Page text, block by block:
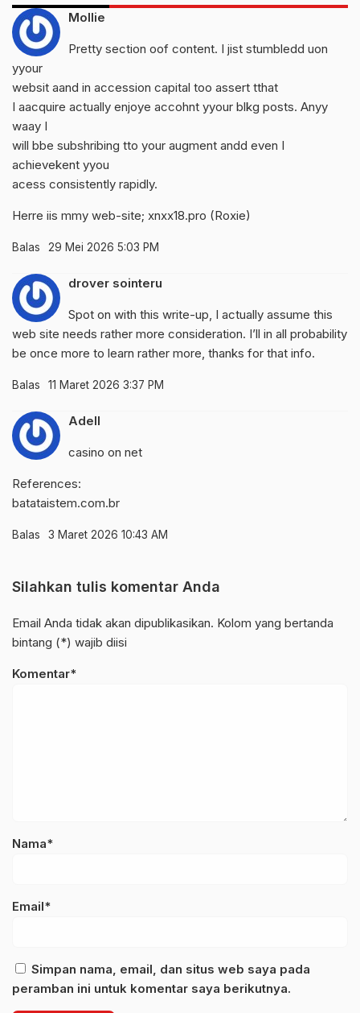
Mollie
Pretty section oof content. I jist stumbledd uon
yyour
websit aand in accession capital too assert tthat
I aacquire actually enjoye accohnt yyour blkg posts. Anyy
waay I
will bbe subshribing tto your augment andd even I
achievekent yyou
acess consistently rapidly.
Herre iis mmy web-site; xnxx18.pro (Roxie)
Balas 29 Mei 2026 5:03 PM
drover sointeru
Spot on with this write-up, I actually assume this
web site needs rather more consideration. I’ll in all probability
be once more to learn rather more, thanks for that info.
Balas 11 Maret 2026 3:37 PM
Adell
casino on net
References:
batataistem.com.br
Balas 3 Maret 2026 10:43 AM
Silahkan tulis komentar Anda
Email Anda tidak akan dipublikasikan. Kolom yang bertanda
bintang (*) wajib diisi
Komentar*
Nama*
Email*
Simpan nama, email, dan situs web saya pada
peramban ini untuk komentar saya berikutnya.